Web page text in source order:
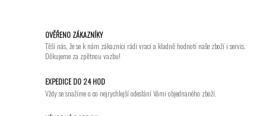
OVĚŘENO ZÁKAZNÍKY
Těší nás, že se k nám zákazníci rádi vrací a kladně hodnotí naše zboží i servis.
Děkujeme za zpětnou vazbu!
EXPEDICE DO 24 HOD
Vždy se snažíme o co nejrychlejší odeslání Vámi objednaného zboží.